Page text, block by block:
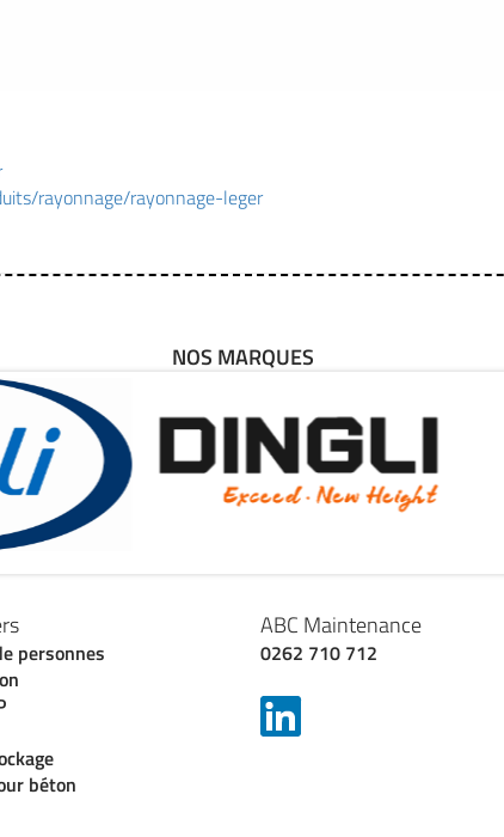
rayonnage/rayonnage-leger
NOS MARQUES
personnes
béton
ABC Maintenance
0262 710 712